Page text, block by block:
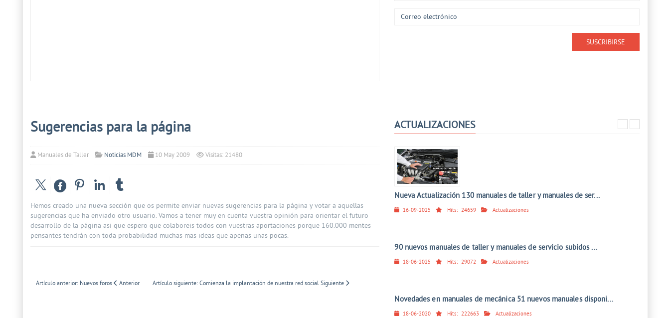
Sugerencias para la página
Manuales de Taller Noticias MDM 10 May 2009 Visitas: 21480
Hemos creado una nueva sección que os permite enviar nuevas sugerencias para la página y votar a aquellas
sugerencias que ha enviado otro usuario. Vamos a tener muy en cuenta vuestra opinión para orientar el futuro
desarrollo de la página asi que espero que colaboreis todos con vuestras aportaciones porque 160.000 mentes
pensantes tendrán con toda probabilidad muchas mas ideas que apenas unas pocas.
Artículo anterior: Nuevos foros Anterior Artículo siguiente: Comienza la implantación de nuestra red social Siguiente
ACTUALIZACIONES
PrevNext
Nueva Actualización 130 manuales de taller y manuales de ser...
16-09-2025 Hits: 24659 Actualizaciones
90 nuevos manuales de taller y manuales de servicio subidos ...
18-06-2025 Hits: 29072 Actualizaciones
Novedades en manuales de mecánica 51 nuevos manuales disponi...
18-06-2020 Hits: 222663 Actualizaciones